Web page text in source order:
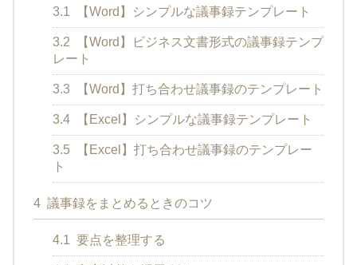
3.1 【Word】シンプルな議事録テンプレート
3.2
【Word】ビジネス文書形式の議事録テンプ
レート
3.3 【Word】打ち合わせ議事録のテンプレート
3.4 【Excel】シンプルな議事録テンプレート
3.5
【Excel】打ち合わせ議事録のテンプレー
ト
4 議事録をまとめるときのコツ
4.1 要点を整理する